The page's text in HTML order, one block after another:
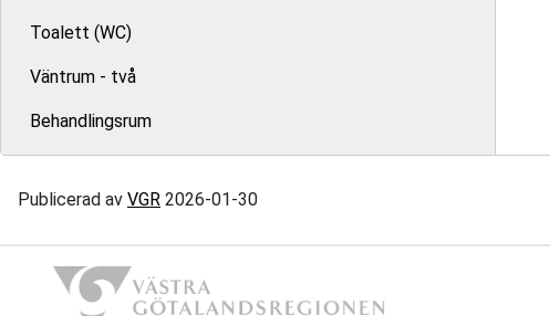
Toalett (WC)
Väntrum - två
Behandlingsrum
Publicerad av VGR 2026-01-30